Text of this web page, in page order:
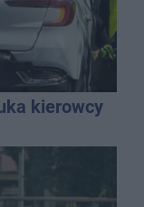
kierowcy